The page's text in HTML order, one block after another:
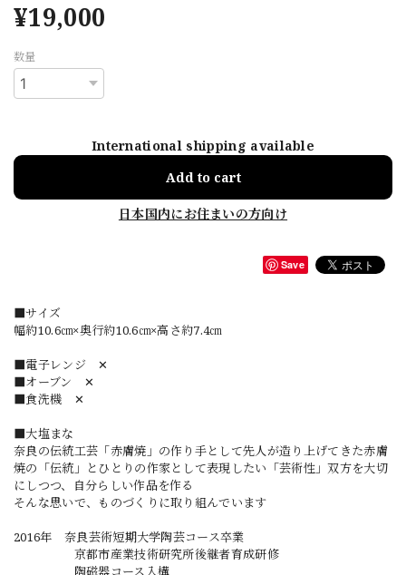
¥19,000
数量
International shipping available
Add to cart
日本国内にお住まいの方向け
Save
■サイズ
幅約10.6㎝×奥行約10.6㎝×高さ約7.4㎝
■電子レンジ ✕
■オーブン ✕
■食洗機 ✕
■大塩まな
奈良の伝統工芸「赤膚焼」の作り手として先人が造り上げてきた赤膚
焼の「伝統」とひとりの作家として表現したい「芸術性」双方を大切
にしつつ、自分らしい作品を作る
そんな思いで、ものづくりに取り組んでいます
2016年 奈良芸術短期大学陶芸コース卒業
京都市産業技術研究所後継者育成研修
陶磁器コース入構